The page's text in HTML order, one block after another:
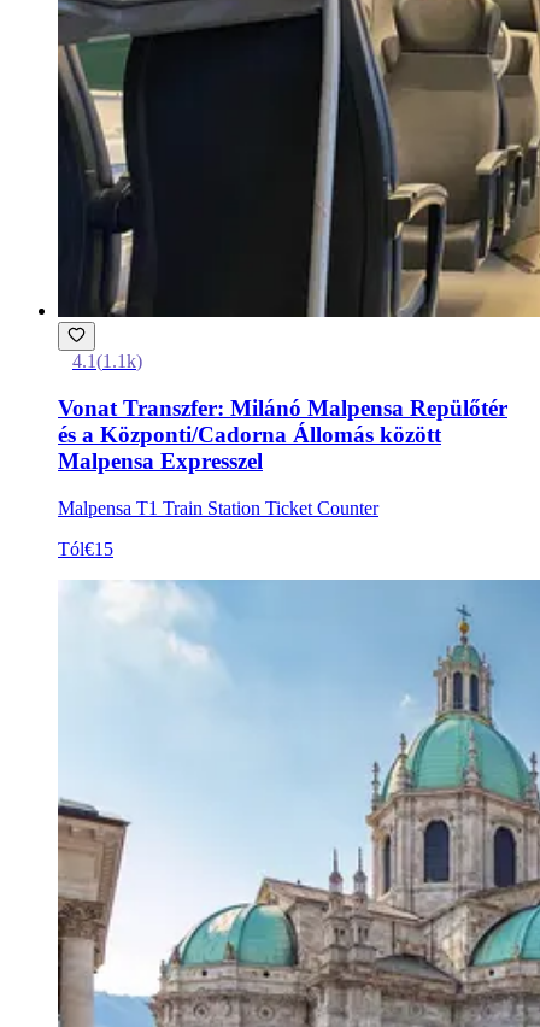
4.1(1.1k)
Vonat Transzfer: Milánó Malpensa Repülőtér
és a Központi/Cadorna Állomás között
Malpensa Expresszel
Malpensa T1 Train Station Ticket Counter
Tól€15